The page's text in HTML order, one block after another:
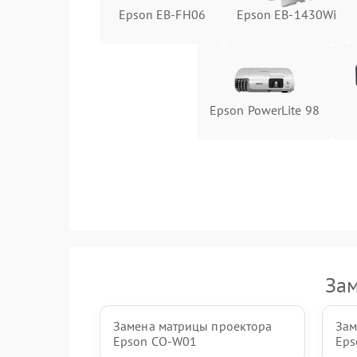
Epson EB-FH06 Epson EB-1430Wi
Epson PowerLite 98
Замена матрицы проектора
Epson CO-W01